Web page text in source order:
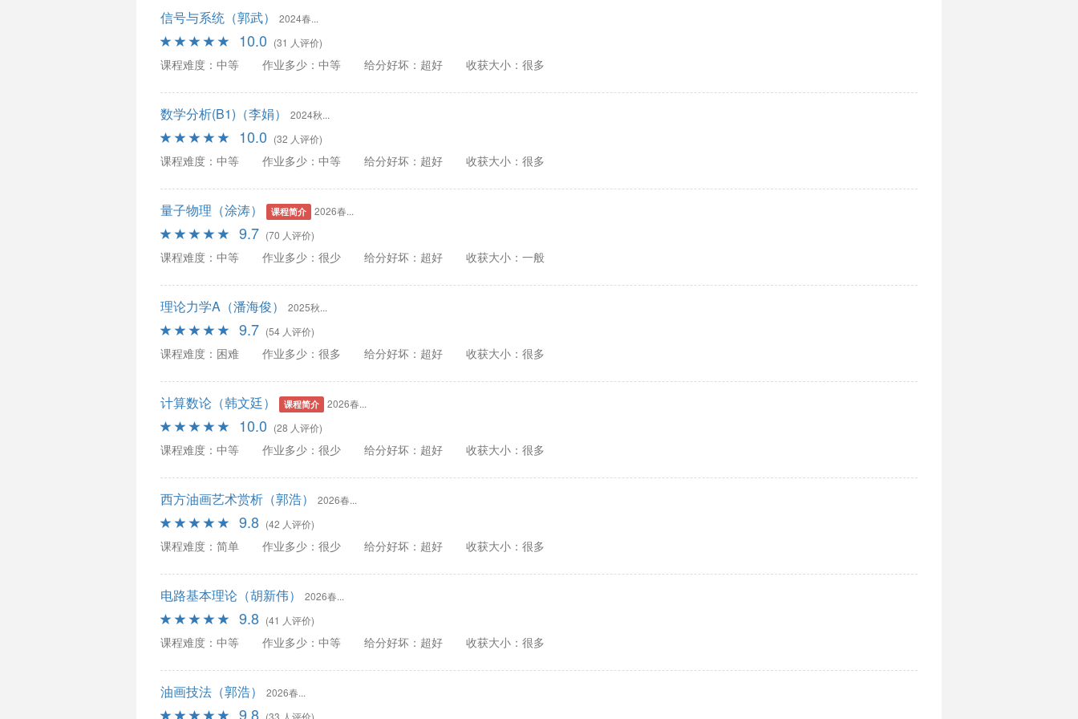
信号与系统（郭武） 2024春...
10.0 (31 人评价)
课程难度：中等 作业多少：中等 给分好坏：超好 收获大小：很多
数学分析(B1)（李娟） 2024秋...
10.0 (32 人评价)
课程难度：中等 作业多少：中等 给分好坏：超好 收获大小：很多
量子物理（涂涛） 课程简介 2026春...
9.7 (70 人评价)
课程难度：中等 作业多少：很少 给分好坏：超好 收获大小：一般
理论力学A（潘海俊） 2025秋...
9.7 (54 人评价)
课程难度：困难 作业多少：很多 给分好坏：超好 收获大小：很多
计算数论（韩文廷） 课程简介 2026春...
10.0 (28 人评价)
课程难度：中等 作业多少：很少 给分好坏：超好 收获大小：很多
西方油画艺术赏析（郭浩） 2026春...
9.8 (42 人评价)
课程难度：简单 作业多少：很少 给分好坏：超好 收获大小：很多
电路基本理论（胡新伟） 2026春...
9.8 (41 人评价)
课程难度：中等 作业多少：中等 给分好坏：超好 收获大小：很多
油画技法（郭浩） 2026春...
9.8 (33 人评价)